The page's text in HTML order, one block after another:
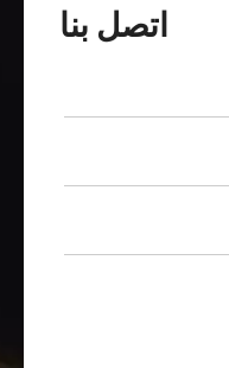
اتصل بنا